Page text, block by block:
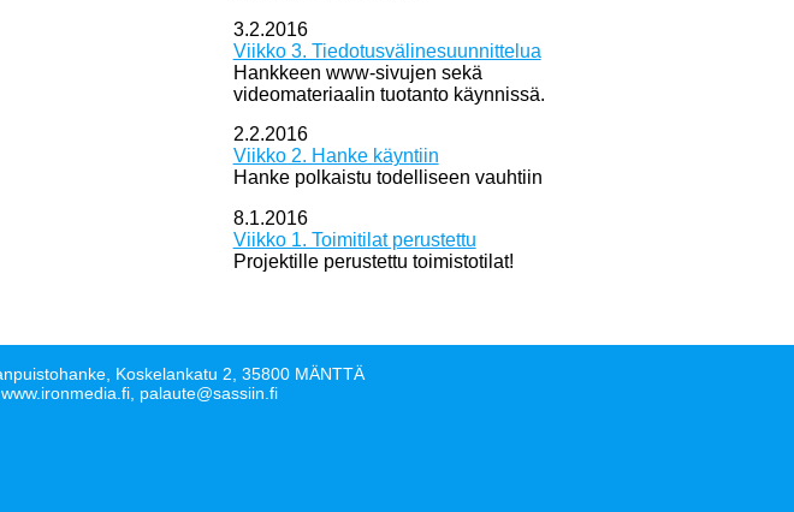
3.2.2016
Viikko 3. Tiedotusvälinesuunnittelua
Hankkeen www-sivujen sekä
videomateriaalin tuotanto käynnissä.
2.2.2016
Viikko 2. Hanke käyntiin
Hanke polkaistu todelliseen vauhtiin
8.1.2016
Viikko 1. Toimitilat perustettu
Projektille perustettu toimistotilat!
Koskelankatu 2, 35800 MÄNTTÄ
palaute@sassiin.fi